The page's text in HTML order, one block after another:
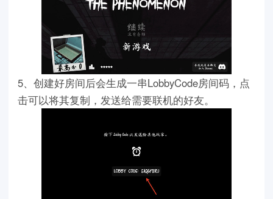
5、创建好房间后会生成一串LobbyCode房间码，点
击可以将其复制，发送给需要联机的好友。